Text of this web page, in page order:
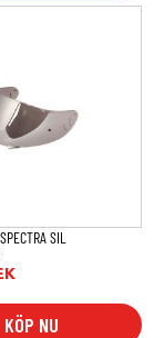
SIL
KÖP NU